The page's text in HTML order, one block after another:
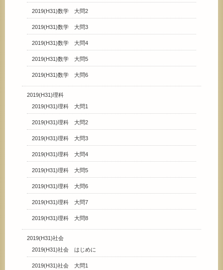
2019(H31)数学 大問2
2019(H31)数学 大問3
2019(H31)数学 大問4
2019(H31)数学 大問5
2019(H31)数学 大問6
2019(H31)理科
2019(H31)理科 大問1
2019(H31)理科 大問2
2019(H31)理科 大問3
2019(H31)理科 大問4
2019(H31)理科 大問5
2019(H31)理科 大問6
2019(H31)理科 大問7
2019(H31)理科 大問8
2019(H31)社会
2019(H31)社会 はじめに
2019(H31)社会 大問1